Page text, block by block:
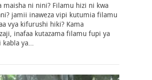
maisha ni nini? Filamu hizi ni kwa
jamii inaweza vipi kutumia filamu
vya kifurushi hiki? Kama
inafaa kutazama filamu fupi ya
kabla ya…